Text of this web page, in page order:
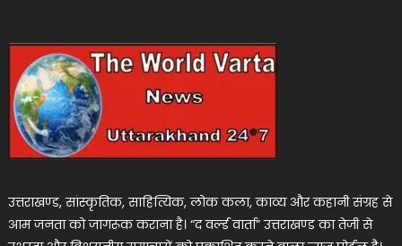
उत्तराखण्ड, सांस्कृतिक, साहित्यिक, लोक कला, काव्य और कहानी संग्रह से
आम जनता को जागरूक कराना है। “द वर्ल्ड वार्ता” उत्तराखण्ड का तेजी से